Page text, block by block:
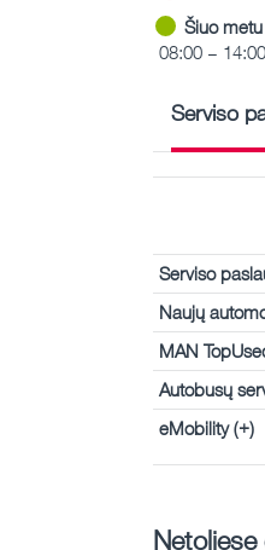
Šiuo
08:00 – 14:00
Serviso
Serviso
Naujų
MAN
Autobusų
eMobility (+)